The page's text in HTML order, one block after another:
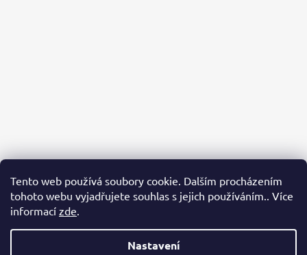
Tento web používá soubory cookie. Dalším procházením
tohoto webu vyjadřujete souhlas s jejich používáním.. Více
informací zde.
Nastavení